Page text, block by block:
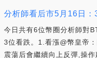
分析師看后市5月16日
今日共有6位幣圈分析師對
3位看跌。1.看漲@幣皇帝
震蕩后會繼續向上反彈,操作